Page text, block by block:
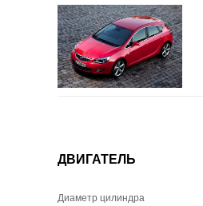
ДВИГАТЕЛЬ
Диаметр цилиндра